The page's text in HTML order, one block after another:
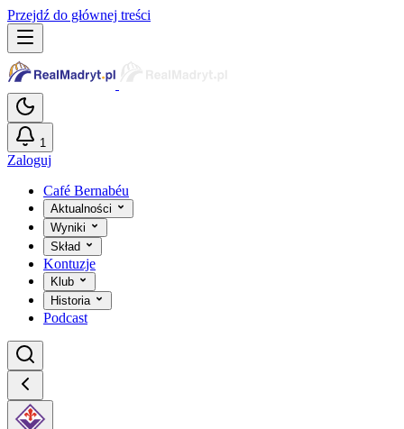
Przejdź do głównej treści
1
Zaloguj
Café Bernabéu
Aktualności
Wyniki
Skład
Kontuzje
Klub
Historia
Podcast